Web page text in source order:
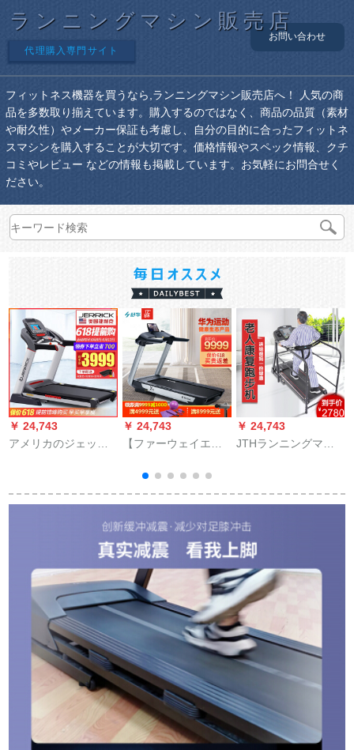
ランニングマシン販売店
代理購入専門サイト
お問い合わせ
フィットネス機器を買うなら,ランニングマシン販売店へ！ 人気の商
品を多数取り揃えています。購入するのではなく、商品の品質（素材
や耐久性）やメーカー保証も考慮し、自分の目的に合ったフィットネ
スマシンを購入することが大切です。価格情報やスペック情報、クチ
コミやレビュー などの情報も掲載しています。お気軽にお問合せく
ださい。
￥ 24,743
アメリカのジェット
庭用折り畳X 3 T/X 6
￥ 24,743
【ファーウェイエコ
マートランニングマ
シンはファーウェイ
庭用ハイエンド静音
トレーニング器材フ
【780 MM大ランニン
グ台】
￥ 24,743
JTHランニングマシ
リハビリテーション
随鍛練運動器材ウォ
ーキングウォーキン
ーキングウォーキン
グマシン609 SD単機
能リハビリテーショ
ンランニングマシン